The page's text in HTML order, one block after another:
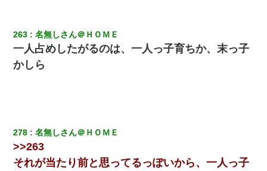
送ったんだが→
【GJ!】会社から帰宅中、広い駐車場にエンジンかけっ放しの車を
発見。しかも「ヒィ～」みたいな声も聞こえてきたので気になっ
テレワーク上司「会議中はカメラ付けろ！」女社員「え、事前連
絡無しは無理」上司「いいから付けろ！」→
263 名無しさん＠ＨＯＭＥ
一人占めしたがるのは、一人っ子育ちか、末っ子
かしら
278 名無しさん＠ＨＯＭＥ
>>263
それが当たり前と思ってるっぽいから、一人っ子